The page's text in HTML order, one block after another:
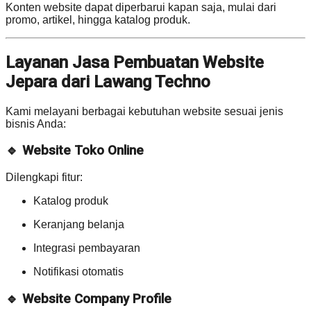
Konten website dapat diperbarui kapan saja, mulai dari
promo, artikel, hingga katalog produk.
Layanan Jasa Pembuatan Website
Jepara dari Lawang Techno
Kami melayani berbagai kebutuhan website sesuai jenis
bisnis Anda:
🔹 Website Toko Online
Dilengkapi fitur:
Katalog produk
Keranjang belanja
Integrasi pembayaran
Notifikasi otomatis
🔹 Website Company Profile